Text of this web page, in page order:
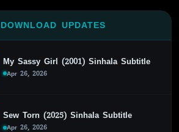
DOWNLOAD UPDATES
My Sassy Girl (2001) Sinhala Subtitle
Apr 26, 2026
Sew Torn (2025) Sinhala Subtitle
Apr 26, 2026